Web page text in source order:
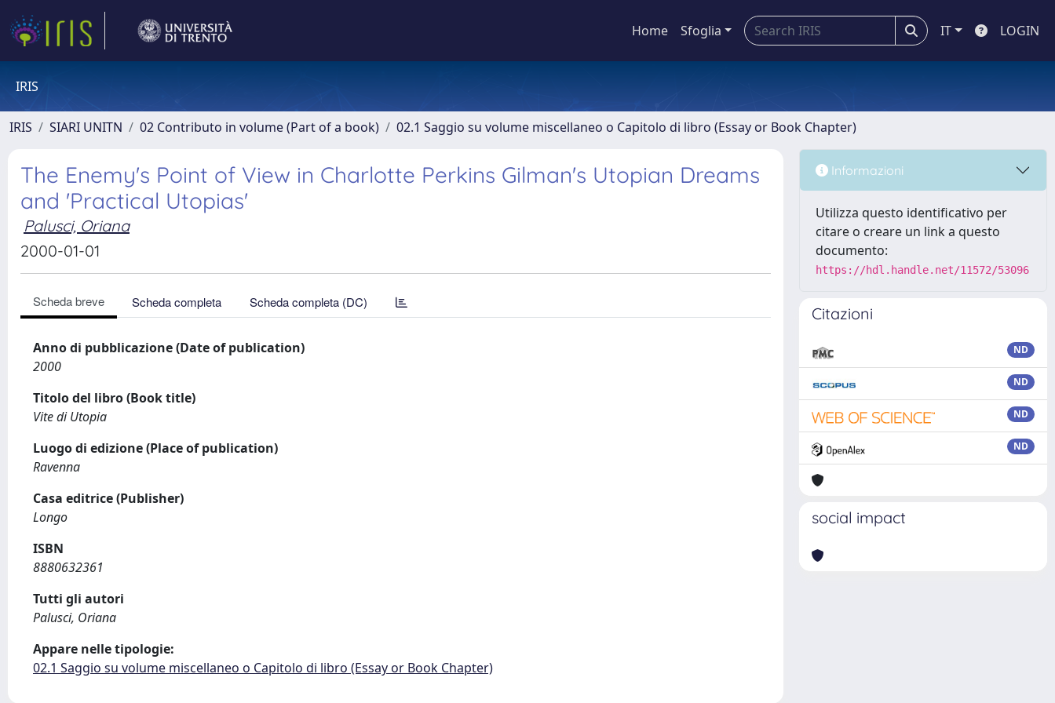
Home Sfoglia IT LOGIN
IRIS
IRIS SIARI UNITN 02 Contributo in volume (Part of a book) 02.1 Saggio su volume miscellaneo o Capitolo di libro (Essay or Book Chapter)
The Enemy's Point of View in Charlotte Perkins Gilman's Utopian Dreams
and 'Practical Utopias'
Palusci, Oriana
2000-01-01
Scheda breve Scheda completa Scheda completa (DC)
Anno di pubblicazione (Date of publication)
2000
Titolo del libro (Book title)
Vite di Utopia
Luogo di edizione (Place of publication)
Ravenna
Casa editrice (Publisher)
Longo
ISBN
8880632361
Tutti gli autori
Palusci, Oriana
Appare nelle tipologie:
02.1 Saggio su volume miscellaneo o Capitolo di libro (Essay or Book Chapter)
Informazioni
Utilizza questo identificativo per
citare o creare un link a questo
documento:
https://hdl.handle.net/11572/53096
Citazioni
ND
ND
ND
ND
social impact